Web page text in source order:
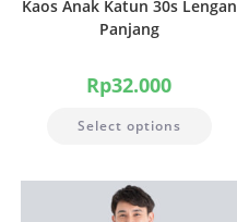
Kaos Anak Katun 30s Lengan
Panjang
Rp32.000
Select options